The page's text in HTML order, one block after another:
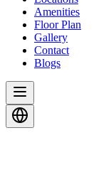
Amenities
Floor Plan
Gallery
Contact
Blogs